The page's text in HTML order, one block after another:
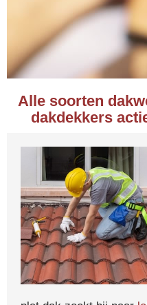
Alle soorten
dakdekkers